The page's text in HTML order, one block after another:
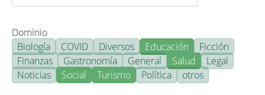
Dominio
Biología
COVID Diversos Educación
Ficción
Finanzas
Gastronomía General Salud
Legal
Noticias
Social Turismo Política otros